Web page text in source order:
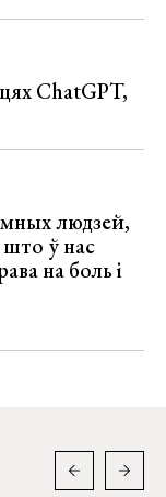
ChatGPT,
людзей,
ў нас
на боль і